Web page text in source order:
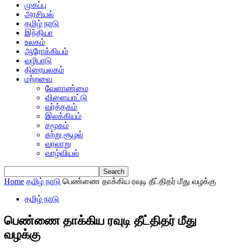
முகப்பு
அரசியல்
தமிழ் நாடு
இந்தியா
உலகம்
ஆரோக்கியம்
வழிபாடு
திரையுலகம்
மற்றவை
வேளாண்மை
விளையாட்டு
வர்த்தகம்
இலக்கியம்
சமூகம்
சுற்று சூழல்
வரலாறு
வாழ்வியல்
Home தமிழ் நாடு பெண்ணை தாக்கிய ரவுடி தீட்திதர் மீது வழக்கு
தமிழ் நாடு
பெண்ணை தாக்கிய ரவுடி தீட்திதர் மீது
வழக்கு